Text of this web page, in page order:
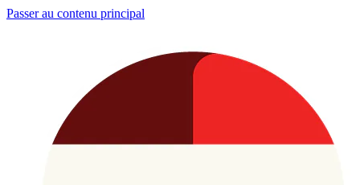
Passer au contenu principal